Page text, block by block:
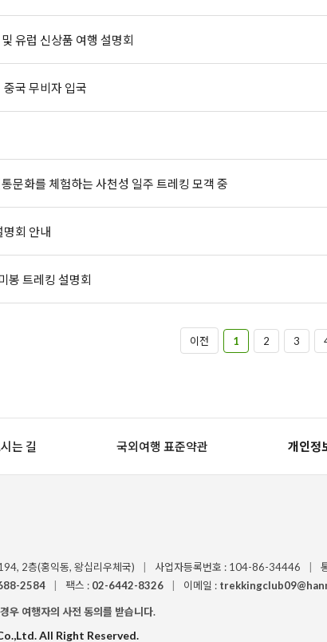
유럽 신상품 여행 설명회
국 무비자 입국
문화를 체험하는 사천성 일주 트레킹 모객 중
명회 안내
봉 트레킹 설명회
이전 1 2 3
는 길 국외여행 표준약관 개인정
2층(홍익동, 왕십리우체국) 사업자등록번호 : 104-86-34446
2584 팩스 : 02-6442-8326 이메일 :
우 여행자의 사전 동의를 받습니다.
All Right Reserved.